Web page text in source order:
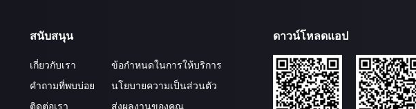
สนับสนุน
เกี่ยวกับเรา
คำถามที่พบบ่อย
ติดต่อเรา
ข้อกำหนดในการให้บริการ
นโยบายความเป็นส่วนตัว
ส่งผลงานของคุณ
ดาวน์โหลดแอป